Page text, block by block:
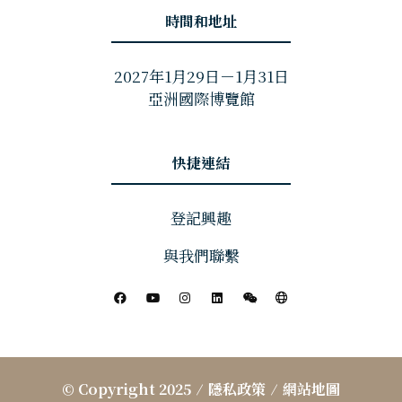
時間和地址
2027年1月29日－1月31日
亞洲國際博覽館
快捷連結
登記興趣
與我們聯繫
© Copyright 2025 隱私政策 網站地圖